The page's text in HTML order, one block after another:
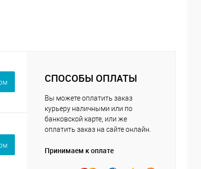
СПОСОБЫ ОПЛАТЫ
Вы можете оплатить заказ
курьеру наличными или по
банковской карте, или же
оплатить заказ на сайте онлайн.
Принимаем к оплате